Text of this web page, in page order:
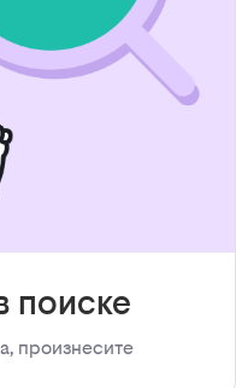
поиске
произнесите